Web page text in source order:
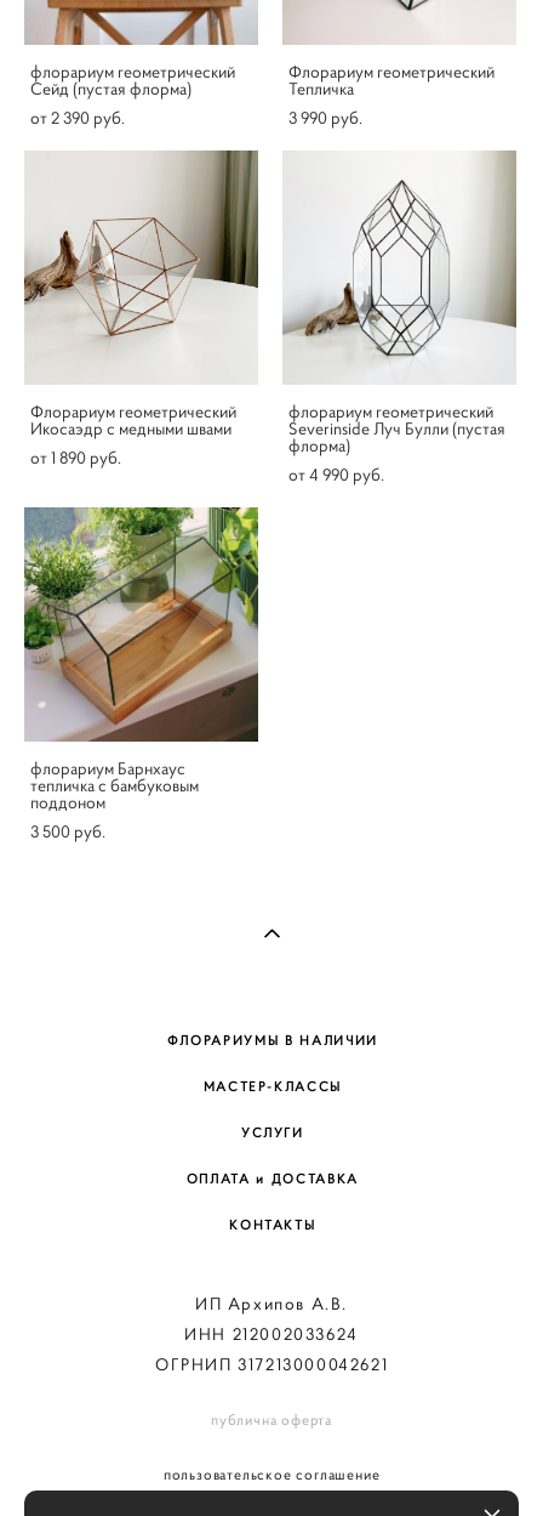
флорариум геометрический
Сейд (пустая флорма)
от 2 390 pуб.
Флорариум геометрический
Тепличка
3 990 pуб.
Флорариум геометрический
Икосаэдр с медными швами
от 1 890 pуб.
флорариум геометрический
Severinside Луч Булли (пустая
флорма)
от 4 990 pуб.
флорариум Барнхаус
тепличка с бамбуковым
поддоном
3 500 pуб.
ФЛОРАРИУМЫ В НАЛИЧИИ
МАСТЕР-КЛАССЫ
УСЛУГИ
ОПЛАТА и ДОСТАВКА
КОНТАКТЫ
ИП Архипов А.В.
ИНН 212002033624
ОГРНИП 317213000042621
публична оферта
пользовательское соглашение